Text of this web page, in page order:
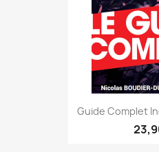
Guide Complet